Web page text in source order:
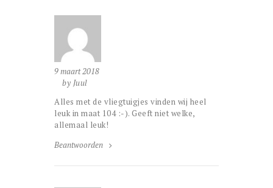
9 maart 2018
by Juul
Alles met de vliegtuigjes vinden wij heel
leuk in maat 104 :-). Geeft niet welke,
allemaal leuk!
Beantwoorden